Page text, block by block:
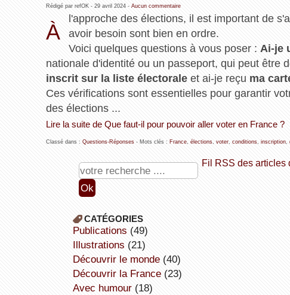
Rédigé par refOK - 29 avril 2024- Aucun commentaire
À
l'approche des élections, il est important de
avoir besoin sont bien en ordre.
Voici quelques questions à vous poser : Ai-je
nationale d'identité ou un passeport, qui peut être
inscrit sur la liste électoraleet ai-je reçu ma
Ces vérifications sont essentielles pour garantir
des élections ...
Lire la suite de Que faut-il pour pouvoir aller voter en France ?
Classé dans : Questions-Réponses- Mots clés : France, élections, voter, conditions, inscription,
Fil RSS des articles
CATÉGORIES
publications (49)
illustrations (21)
découvrir le monde(40)
découvrir la France(23)
avec humour(18)